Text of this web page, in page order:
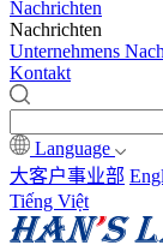
Nachrichten
Nachrichten
Unternehmens
Kontakt
Language
大客户事业部
Tiếng Việt